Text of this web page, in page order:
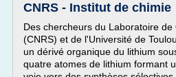
CNRS - Institut de chimie
Des chercheurs du Laboratoire
(CNRS) et de l'Université de
un dérivé organique du lithium
quatre atomes de lithium formant